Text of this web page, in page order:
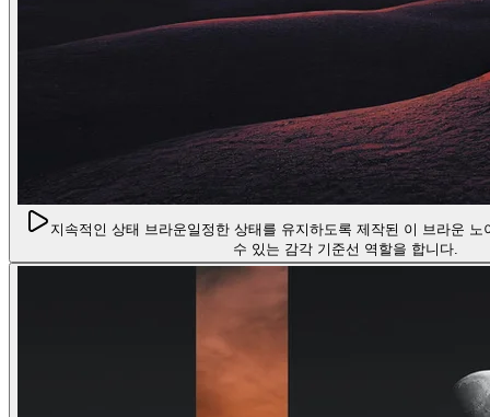
지속적인 상태 브라운일정한 상태를 유지하도록 제작된 이 브라운
수 있는 감각 기준선 역할을 합니다.